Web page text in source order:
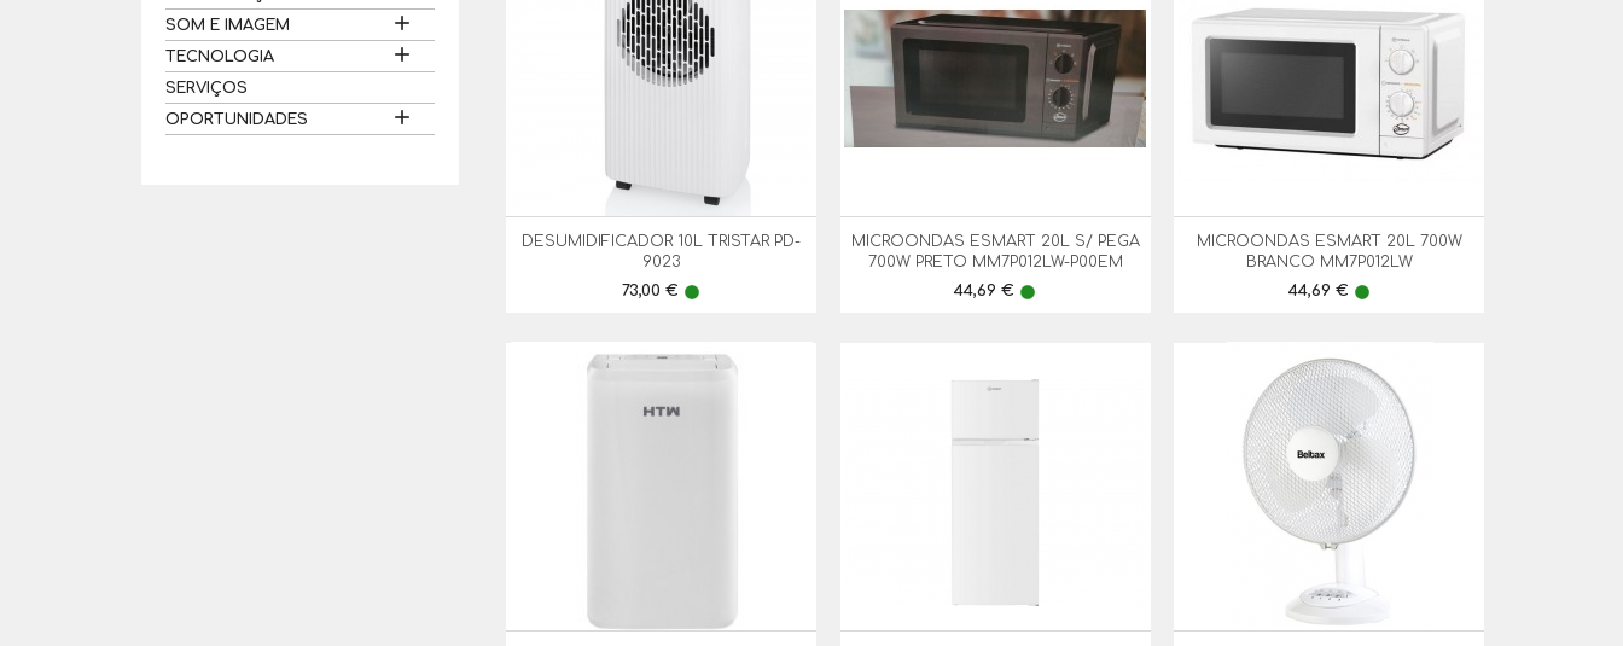
SOM E IMAGEM 
TECNOLOGIA 
SERVIÇOS
OPORTUNIDADES

DESUMIDIFICADOR 10L TRISTAR PD-
9023
Preço
73,00 € lens
 Vista Rápida
MICROONDAS ESMART 20L S/ PEGA
700W PRETO MM7P012LW-P00EM
Preço
44,69 € lens
Vista Rápida
MICROONDAS ESMART 20L 700W
BRANCO MM7P012LW
Preço
44,69 € lens
Vista Rápida